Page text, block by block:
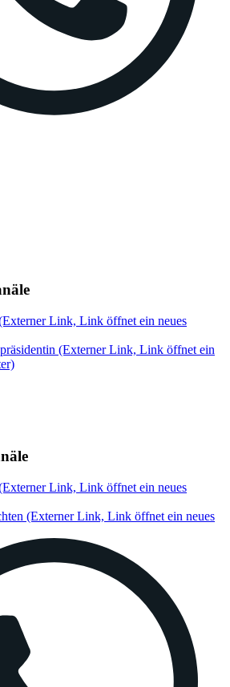
Link, Link öffnet ein neues
(Externer Link, Link öffnet ein
Link, Link öffnet ein neues
(Externer Link, Link öffnet ein neues